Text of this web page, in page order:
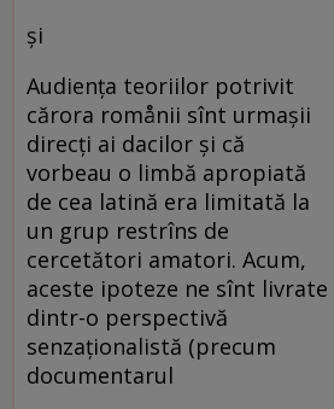
şi
Audienţa teoriilor potrivit
cărora romånii sînt urmaşii
direcţi ai dacilor şi că
vorbeau o limbă apropiată
de cea latină era limitată la
un grup restrîns de
cercetători amatori. Acum,
aceste ipoteze ne sînt livrate
dintr-o perspectivă
senzaţionalistă (precum
documentarul